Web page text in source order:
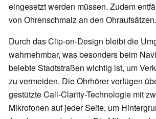
eingesetzt werden müssen. Zudem
von Ohrenschmalz an den Ohraufsätzen.
Durch das Clip-on-Design bleibt die
wahrnehmbar, was besonders beim
belebte Stadtstraßen wichtig ist, um
zu vermeiden. Die Ohrhörer verfügen
gestützte Call-Clarity-Technologie mit
Mikrofonen auf jeder Seite, um